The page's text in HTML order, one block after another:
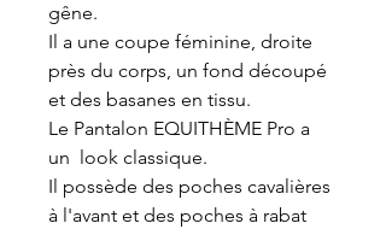
gêne.
Il a une coupe féminine, droite
près du corps, un fond découpé
et des basanes en tissu.
Le Pantalon EQUITHÈME Pro a
un look classique.
Il possède des poches cavalières
à l'avant et des poches à rabat